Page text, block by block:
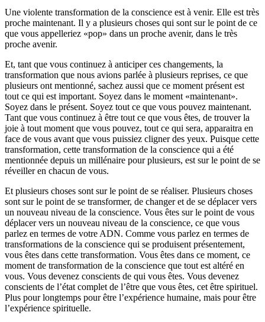
Une violente transformation de la conscience est à venir. Elle est très
proche maintenant. Il y a plusieurs choses qui sont sur le point de ce
que vous appelleriez «pop» dans un proche avenir, dans le très
proche avenir.
Et, tant que vous continuez à anticiper ces changements, la
transformation que nous avions parlée à plusieurs reprises, ce que
plusieurs ont mentionné, sachez aussi que ce moment présent est
tout ce qui est important. Soyez dans le moment «maintenant».
Soyez dans le présent. Soyez tout ce que vous pouvez maintenant.
Tant que vous continuez à être tout ce que vous êtes, de trouver la
joie à tout moment que vous pouvez, tout ce qui sera, apparaitra en
face de vous avant que vous puissiez cligner des yeux. Puisque cette
transformation, cette transformation de la conscience qui a été
mentionnée depuis un millénaire pour plusieurs, est sur le point de se
réveiller en chacun de vous.
Et plusieurs choses sont sur le point de se réaliser. Plusieurs choses
sont sur le point de se transformer, de changer et de se déplacer vers
un nouveau niveau de la conscience. Vous êtes sur le point de vous
déplacer vers un nouveau niveau de la conscience, ce que vous
parlez en termes de votre ADN. Comme vous parlez en termes de
transformations de la conscience qui se produisent présentement,
vous êtes dans cette transformation. Vous êtes dans ce moment, ce
moment de transformation de la conscience que tout est altéré en
vous. Vous devenez conscients de qui vous êtes. Vous devenez
conscients de l’état complet de l’être que vous êtes, cet être spirituel.
Plus pour longtemps pour être l’expérience humaine, mais pour être
l’expérience spirituelle.